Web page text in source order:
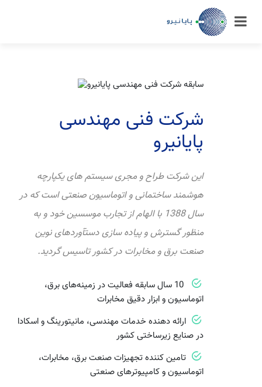
شرکت فنی مهندسی
پایانیرو
این شرکت طراح و مجری سیستم های یکپارچه
هوشمند ساختمانی و اتوماسیون صنعتی است که در
سال 1388 با الهام از تجارب موسسین خود و به
منظور گسترش و پیاده سازی دستآوردهای نوین
صنعت برق و مخابرات در کشور تاسیس گردید.
10 سال سابقه فعالیت در زمینه‌های برق،
اتوماسیون و ابزار دقیق مخابرات
ارائه دهنده خدمات مهندسی، مانیتورینگ و اسکادا
در صنایع زیرساختی کشور
تامین کننده تجهیزات صنعت برق، مخابرات،
اتوماسیون و کامپیوترهای صنعتی